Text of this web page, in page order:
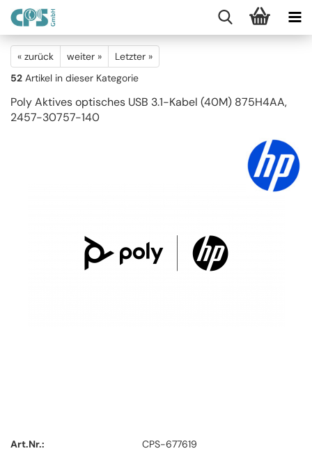
« zurück weiter »
Letzter »
52 Artikel in dieser Kategorie
Poly Aktives optisches USB 3.1-Kabel (40M) 875H4AA,
2457-30757-140
Art.Nr.:
CPS-677619